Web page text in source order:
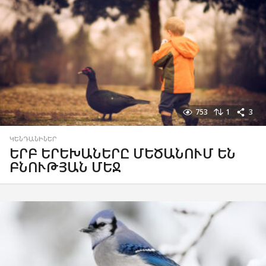
753 1 3
ԿԵՆԴԱՆԻՆԵՐ
ԵՐԲ ԵՐԵԽԱՆԵՐԸ ՄԵԾԱՆՈՒՄ ԵՆ
ԲՆՈՒԹՅԱՆ ՄԵՋ